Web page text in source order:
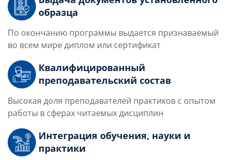
образца
По окончанию программы выдается признаваемый
во всем мире диплом или сертификат
Квалифицированный
преподавательский состав
Высокая доля преподавателей практиков с опытом
работы в сферах читаемых дисциплин
Интеграция обучения, науки и
практики